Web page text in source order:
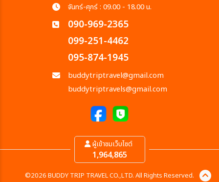
จันทร์-ศุกร์ : 09.00 - 18.00 น.
090-969-2365
099-251-4462
095-874-1945
buddytriptravel@gmail.com
buddytriptravels@gmail.com
ผู้เข้าชมเว็บไซต์
1,964,865
©2026 BUDDY TRIP TRAVEL CO.,LTD. All Rights Reserved.